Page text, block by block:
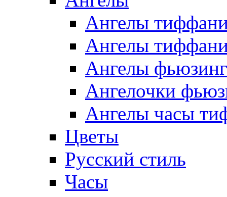
Ангелы
Ангелы
Ангелы фьюзинг
Ангелочки
Ангелы часы
Цветы
Русский стиль
Часы